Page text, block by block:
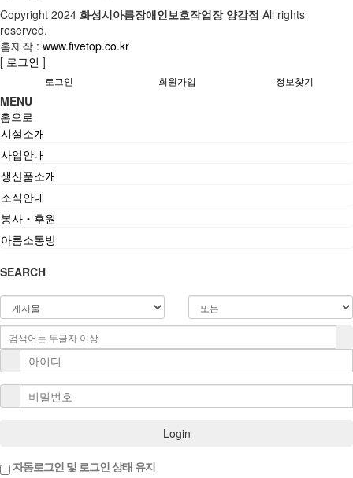
Copyright 2024 화성시아름장애인보호작업장 양감점 All rights
reserved.
홈제작 : www.fivetop.co.kr
[ 로그인 ]
로그인 회원가입 정보찾기
MENU
홈으로
시설소개
사업안내
생산품소개
소식안내
봉사‧후원
아름소통방
SEARCH
Login
자동로그인 및 로그인 상태 유지